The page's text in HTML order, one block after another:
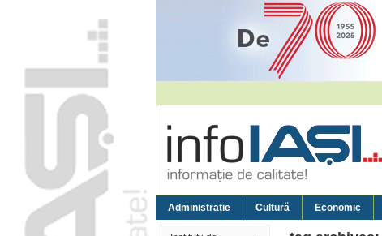
Administrație Cultură Economic